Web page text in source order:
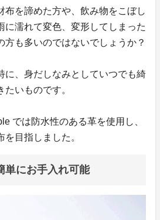
布を諦めた方や、飲み物をこぼし
に濡れて変色、変形してしまった
方も多いのではないでしょうか？
に、身だしなみとしていつでも綺
いものです。
では防水性のある革を使用し、
目指しました。
単にお手入れ可能